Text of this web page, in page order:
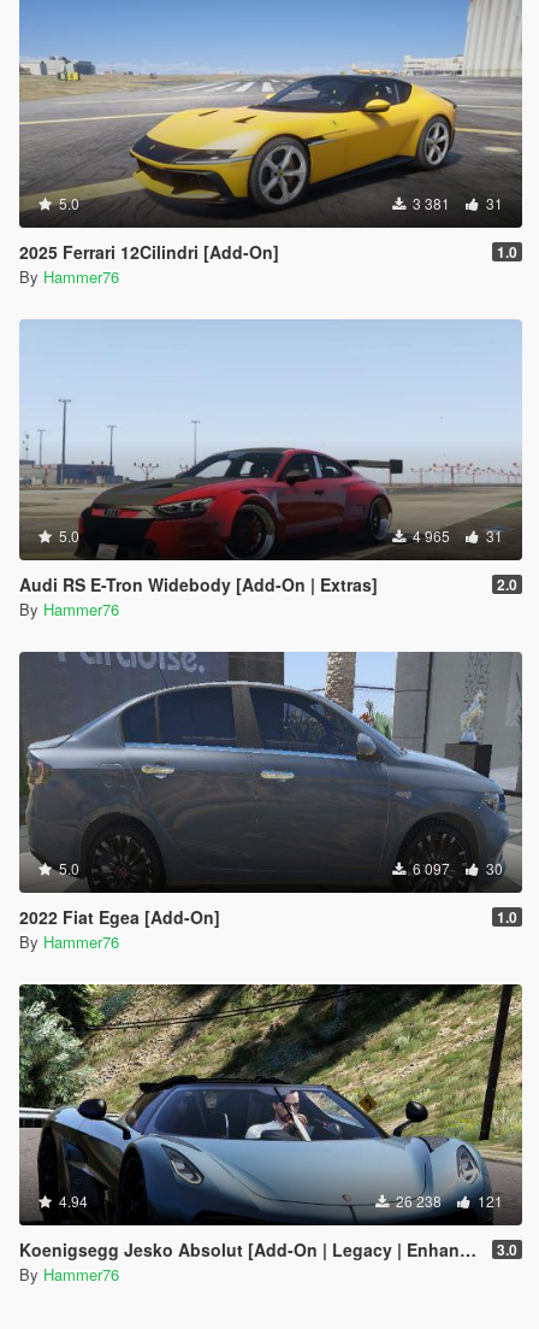
5.0 3 381 31
2025 Ferrari 12Cilindri [Add-On] 1.0
By Hammer76
5.0 4 965 31
Audi RS E-Tron Widebody [Add-On | Extras] 2.0
By Hammer76
5.0 6 097 30
2022 Fiat Egea [Add-On] 1.0
By Hammer76
4.94 26 238 121
Koenigsegg Jesko Absolut [Add-On | Legacy | Enhanced] 3.0
By Hammer76